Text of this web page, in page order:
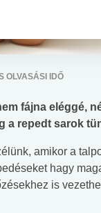
OLVASÁSI IDŐ
fájna eléggé,
a repedt sarok
amikor a
hagy
is